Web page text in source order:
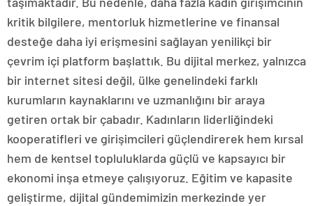
kritik bilgilere, mentorluk hizmetlerine ve finansal
desteğe daha iyi erişmesini sağlayan yenilikçi bir
çevrim içi platform başlattık. Bu dijital merkez, yalnızca
bir internet sitesi değil, ülke genelindeki farklı
kurumların kaynaklarını ve uzmanlığını bir araya
getiren ortak bir çabadır. Kadınların liderliğindeki
kooperatifleri ve girişimcileri güçlendirerek hem kırsal
hem de kentsel topluluklarda güçlü ve kapsayıcı bir
ekonomi inşa etmeye çalışıyoruz. Eğitim ve kapasite
geliştirme, dijital gündemimizin merkezinde yer